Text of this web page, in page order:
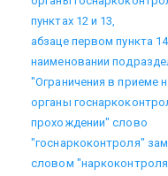
пунктах 12 и 13,
абзаце первом пункта
наименовании
"Ограничения в приеме
органы
прохождении" слово
"госнаркоконтроля"
словом